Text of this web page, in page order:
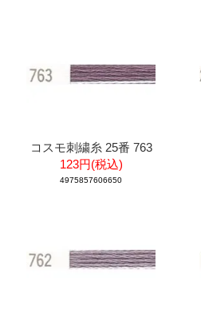
コスモ刺繍糸 25番 763
123円(税込)
4975857606650